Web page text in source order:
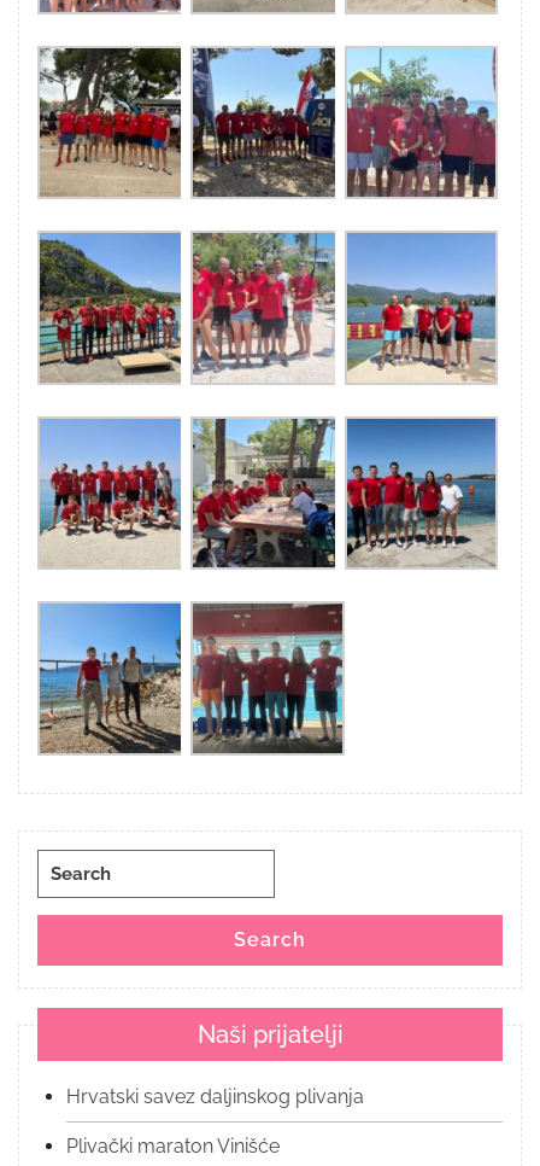
Search
Search
Naši prijatelji
Hrvatski savez daljinskog plivanja
Plivački maraton Vinišće